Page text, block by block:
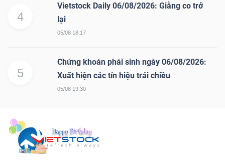
4
Vietstock Daily 06/08/2026: Giằng co trở
lại
05/08 18:17
5
Chứng khoán phái sinh ngày 06/08/2026:
Xuất hiện các tín hiệu trái chiều
05/08 19:30